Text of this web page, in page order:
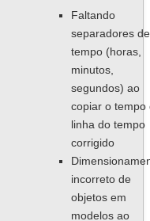
Faltando
separadores de
tempo (horas,
minutos,
segundos) ao
copiar o tempo
linha do tempo
corrigido
incorreto de
objetos em
modelos ao